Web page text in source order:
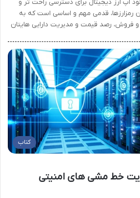
اپ ارز دیجیتال برای دسترسی راحت تر و
رمزارزها، قدمی مهم و اساسی است که به
فروش، رصد قیمت و مدیریت دارایی هایتان
کتاب
خط مشی های امنیتی